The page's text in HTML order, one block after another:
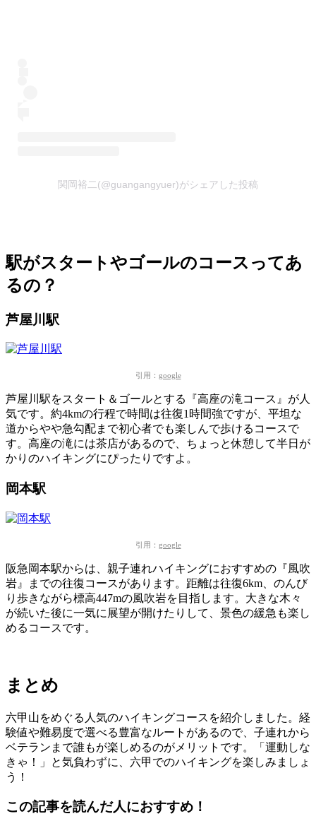
関岡裕二(@guangangyuer)がシェアした投稿
駅がスタートやゴールのコースってあ
るの？
芦屋川駅
引用： google
芦屋川駅をスタート＆ゴールとする『高座の滝コース』が人
気です。 約4kmの行程で時間は往復1時間強ですが、平坦な
道からやや急勾配まで初心者でも楽しんで歩けるコースで
す。高座の滝には茶店があるので、ちょっと休憩して半日が
かりのハイキングにぴったりですよ。
岡本駅
引用： google
阪急岡本駅からは、親子連れハイキングにおすすめの『風吹
岩』までの往復コースがあります。 距離は往復6km、のんび
り歩きながら標高447mの風吹岩を目指します。大きな木々
が続いた後に一気に展望が開けたりして、景色の緩急も楽し
めるコースです。
まとめ
六甲山をめぐる人気のハイキングコースを紹介しました。経
験値や難易度で選べる豊富なルートがあるので、子連れから
ベテランまで誰もが楽しめるのがメリットです。「運動しな
きゃ！」と気負わずに、六甲でのハイキングを楽しみましょ
う！
この記事を読んだ人におすすめ！